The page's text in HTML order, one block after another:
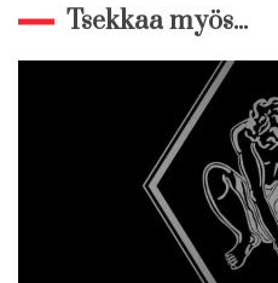
Tsekkaa myös...